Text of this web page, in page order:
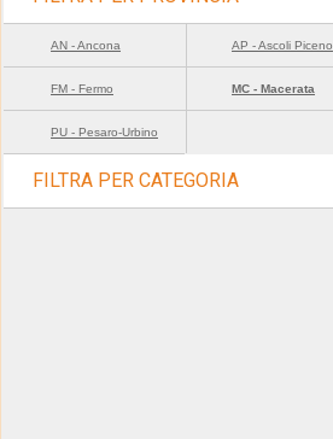
AN - Ancona AP - Ascoli Piceno
FM - Fermo MC - Macerata
PU - Pesaro-Urbino
FILTRA PER CATEGORIA